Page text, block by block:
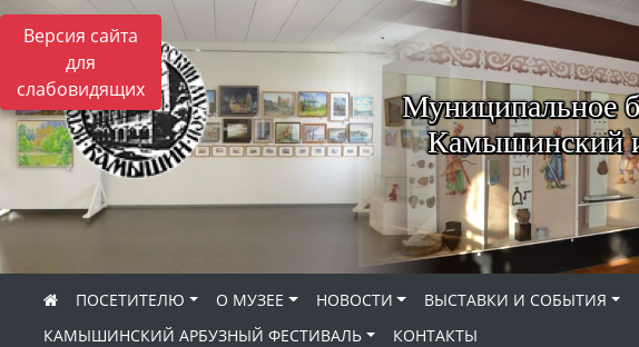
Версия сайта
для
слабовидящих
Муниципальное
Камышинский
ПОСЕТИТЕЛЮ О МУЗЕЕ НОВОСТИ ВЫСТАВКИ И СОБЫТИЯ
КАМЫШИНСКИЙ АРБУЗНЫЙ ФЕСТИВАЛЬ
КОНТАКТЫ